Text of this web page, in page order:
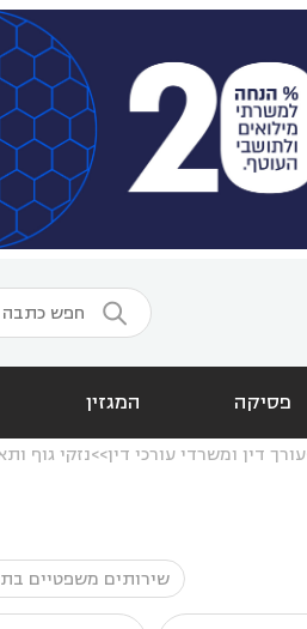

פסיקה המגזין
עורך דין ומשרדי עורכי דין נזקי גוף